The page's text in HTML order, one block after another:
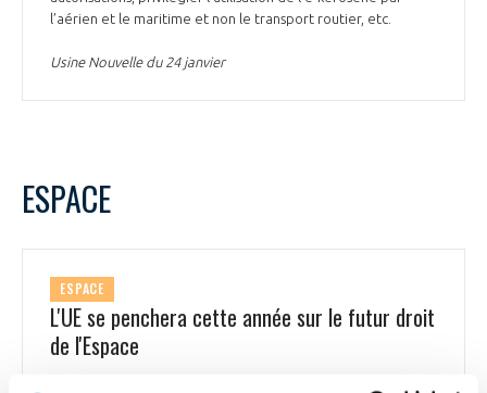
l’aérien et le maritime et non le transport routier, etc.
Usine Nouvelle du 24 janvier
ESPACE
ESPACE
L'UE se penchera cette année sur le futur droit
de l'Espace